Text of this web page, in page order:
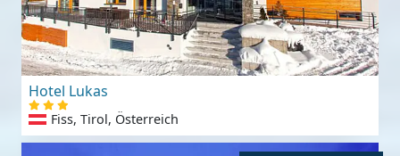
Hotel Lukas
Fiss, Tirol, Österreich